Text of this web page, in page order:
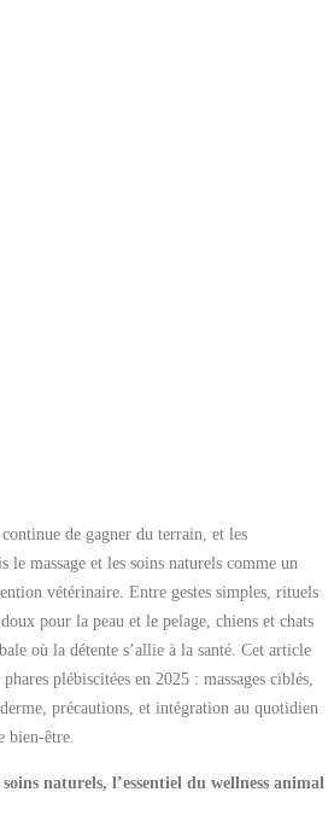
de gagner du terrain, et les
le massage et les soins naturels comme un
vétérinaire. Entre gestes simples, rituels
pour la peau et le pelage, chiens et chats
où la détente s’allie à la santé. Cet article
plébiscitées en 2025 : massages ciblés,
précautions, et intégration au quotidien
bien-être.
naturels, l’essentiel du wellness animal